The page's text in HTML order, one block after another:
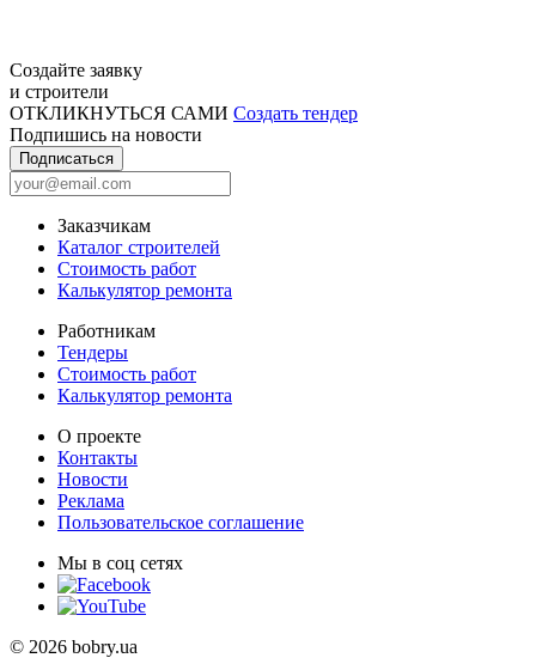
Создайте заявку
и строители
ОТКЛИКНУТЬСЯ САМИ Создать тендер
Подпишись на новости
Подписаться
Заказчикам
Каталог строителей
Стоимость работ
Калькулятор ремонта
Работникам
Тендеры
Стоимость работ
Калькулятор ремонта
О проекте
Контакты
Новости
Реклама
Пользовательское соглашение
Мы в соц сетях
© 2026 bobry.ua